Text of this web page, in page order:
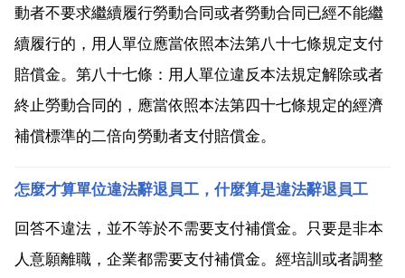
動者不要求繼續履行勞動合同或者勞動合同已經不能繼
續履行的，用人單位應當依照本法第八十七條規定支付
賠償金。第八十七條：用人單位違反本法規定解除或者
終止勞動合同的，應當依照本法第四十七條規定的經濟
補償標準的二倍向勞動者支付賠償金。
怎麼才算單位違法辭退員工，什麼算是違法辭退員工
回答不違法，並不等於不需要支付補償金。只要是非本
人意願離職，企業都需要支付補償金。經培訓或者調整